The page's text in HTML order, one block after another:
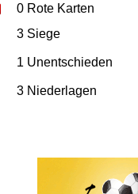
0 Rote Karten
3 Siege
1 Unentschieden
3 Niederlagen